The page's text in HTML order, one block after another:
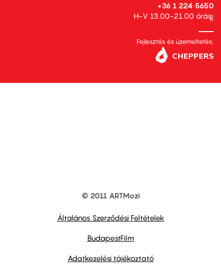
+36 1 224 5650
H-V 13.00-21.00 óráig
Fejlesztés és üzemeltetés:
© 2011 ARTMozi
Általános Szerződési Feltételek
BudapestFilm
Adatkezelési tájékoztató